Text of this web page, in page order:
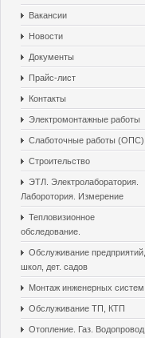
Вакансии
Новости
Документы
Прайс-лист
Контакты
Электромонтажные работы
Слаботочные работы (ОПС)
Строительство
ЭТЛ. Электролаборатория.
Лаборотория. Измерение
Тепловизионное
обследование.
Обслуживание предприятий,
школ, дет. садов
Монтаж инженерных систем
Обслуживание ТП, КТП
Отопление. Газ. Водопровод.